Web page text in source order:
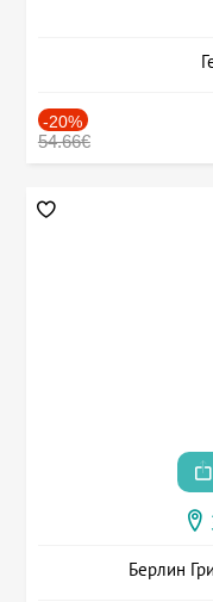
-20%
54.66€
Берлин